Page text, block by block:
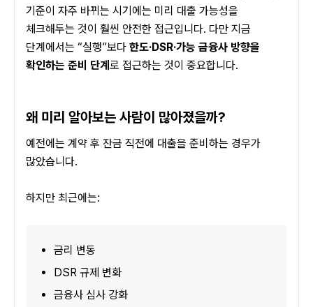
기준이 자주 바뀌는 시기에는 미리 대출 가능성을
체크해두는 것이 훨씬 안전한 접근입니다. 다만 지금
단계에서는 “실행”보다 한도·DSR·가능 금융사 방향을
확인하는 준비 단계 로 접근하는 것이 중요합니다.
왜 미리 알아보는 사람이 많아졌을까?
예전에는 계약 후 잔금 직전에 대출을 준비하는 경우가
많았습니다.
하지만 최근에는:
금리 변동
DSR 규제 변화
금융사 심사 강화